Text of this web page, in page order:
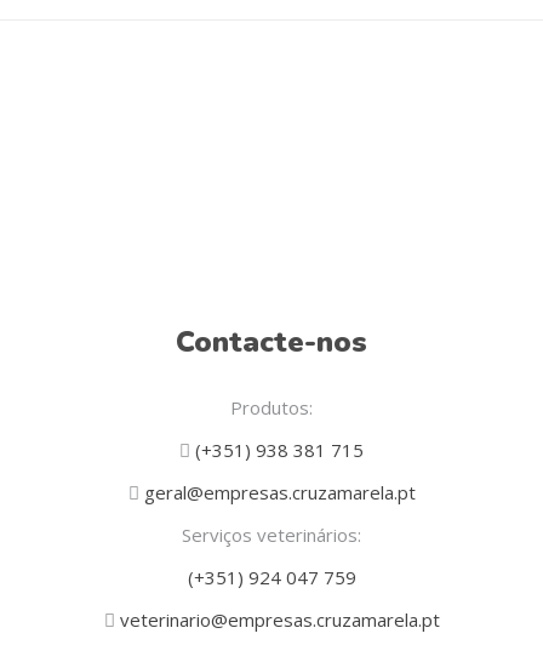
Contacte-nos
Produtos:
(+351) 938 381 715
geral@empresas.cruzamarela.pt
Serviços veterinários:
(+351) 924 047 759
veterinario@empresas.cruzamarela.pt